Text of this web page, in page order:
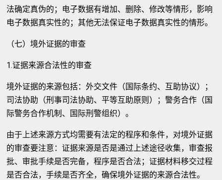
法确定真伪的；电子数据有增加、删除、修改等情形，影响
电子数据真实性的；其他无法保证电子数据真实性的情形。
（七）境外证据的审查
1.证据来源合法性的审查
境外证据的来源包括：外交文件（国际条约、互助协议）；
司法协助（刑事司法协助、平等互助原则）；警务合作（国
际警务合作机制、国际刑警组织）。
由于上述来源方式均需要有法定的程序和条件，对境外证据
的审查要注意：证据来源是否是通过上述途径收集，审查报
批、审批手续是否完备，程序是否合法；证据材料移交过程
是否合法，手续是否齐全，确保境外证据的来源合法性。